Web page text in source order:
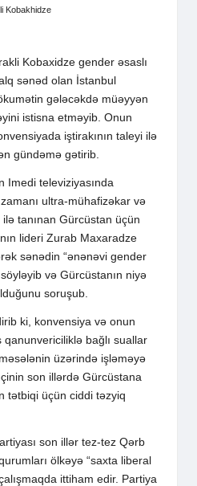
Kobakhidze
Kobaxidze gender əsaslı
sənəd olan İstanbul
gələcəkdə müəyyən
istisna etməyib. Onun
iştirakının taleyi ilə
gündəmə gətirib.
Imedi televiziyasında
ultra-mühafizəkar və
tanınan Gürcüstan üçün
lideri Zurab Maxaradze
sənədin “ənənəvi gender
və Gürcüstanın niyə
soruşub.
ki, konvensiya və onun
bağlı suallar
üzərində işləməyə
son illərdə Gürcüstana
tətbiqi üçün ciddi təzyiq
son illər tez-tez Qərb
ölkəyə “saxta liberal
ittiham edir. Partiya